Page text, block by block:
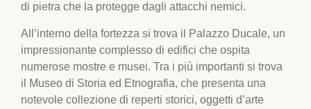
di pietra che la protegge dagli attacchi nemici.
All’interno della fortezza si trova il Palazzo Ducale, un
impressionante complesso di edifici che ospita
numerose mostre e musei. Tra i più importanti si trova
il Museo di Storia ed Etnografia, che presenta una
notevole collezione di reperti storici, oggetti d’arte